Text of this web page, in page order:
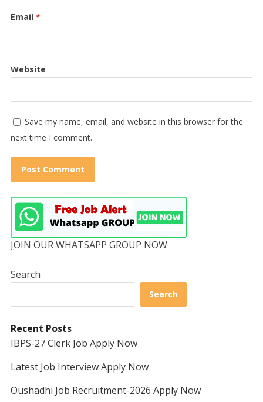
Email *
Website
Save my name, email, and website in this browser for the
next time I comment.
JOIN OUR WHATSAPP GROUP NOW
Search
Search
Recent Posts
IBPS-27 Clerk Job Apply Now
Latest Job Interview Apply Now
Oushadhi Job Recruitment-2026 Apply Now